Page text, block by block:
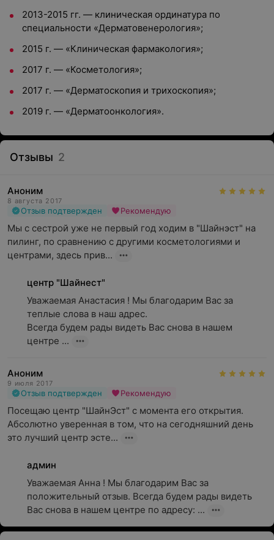
2013-2015 гг. — клиническая ординатура по
специальности «Дерматовенерология»;
2015 г. — «Клиническая фармакология»;
2017 г. — «Косметология»;
2017 г. — «Дерматоскопия и трихоскопия»;
2019 г. — «Дерматоонкология».
Отзывы 2
Аноним
8 августа 2017
Отзыв подтвержден Рекомендую
Мы с сестрой уже не первый год ходим в "Шайнэст" на
пилинг, по сравнению с другими косметологиями и
центрами, здесь прив...
центр "Шайнест"
Уважаемая Анастасия ! Мы благодарим Вас за
теплые слова в наш адрес.
Всегда будем рады видеть Вас снова в нашем
центре ...
Аноним
9 июля 2017
Отзыв подтвержден Рекомендую
Посещаю центр "ШайнЭст" с момента его открытия.
Абсолютно уверенная в том, что на сегодняшний день
это лучший центр эсте...
админ
Уважаемая Анна ! Мы благодарим Вас за
положительный отзыв. Всегда будем рады видеть
Вас снова в нашем центре по адресу: ...